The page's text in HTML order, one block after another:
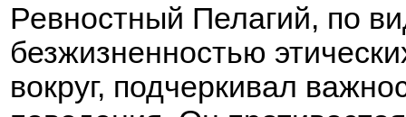
Ревностный Пелагий, по
безжизненностью
вокруг, подчеркивал